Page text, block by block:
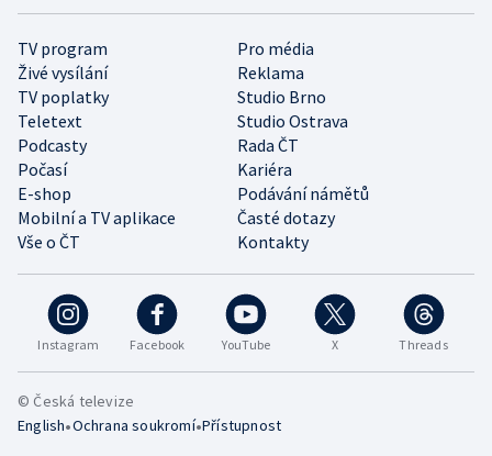
Instagram Facebook YouTube X Threads
TV program
Pro média
Živé vysílání
Reklama
TV poplatky
Studio Brno
Teletext
Studio Ostrava
Podcasty
Rada ČT
Počasí
Kariéra
E-shop
Podávání námětů
Mobilní a TV aplikace
Časté dotazy
Vše o ČT
Kontakty
© Česká televize
English•Ochrana soukromí•Přístupnost